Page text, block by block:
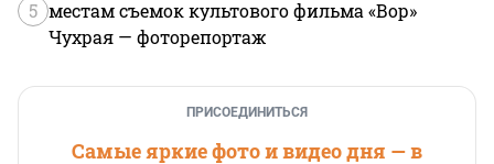
5 местам съемок культового фильма «Вор»
Чухрая — фоторепортаж
ПРИСОЕДИНИТЬСЯ
Самые яркие фото и видео дня — в